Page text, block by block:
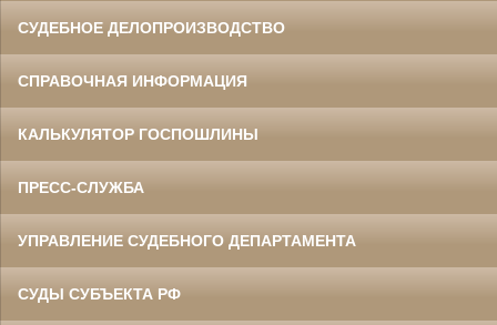
СУДЕБНОЕ ДЕЛОПРОИЗВОДСТВО
СПРАВОЧНАЯ ИНФОРМАЦИЯ
КАЛЬКУЛЯТОР ГОСПОШЛИНЫ
ПРЕСС-СЛУЖБА
УПРАВЛЕНИЕ СУДЕБНОГО ДЕПАРТАМЕНТА
СУДЫ СУБЪЕКТА РФ